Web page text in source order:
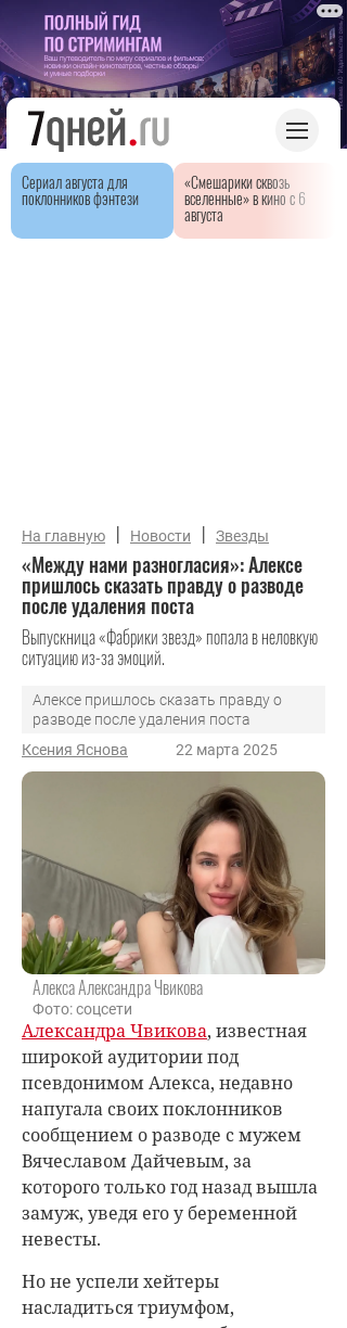
Сериал августа для
поклонников фэнтези
«Смешарики сквозь
вселенные» в кино с 6
августа
На главную | Новости | Звезды
«Между нами разногласия»: Алексе
пришлось сказать правду о разводе
после удаления поста
Выпускница «Фабрики звезд» попала в неловкую
ситуацию из-за эмоций.
Алексе пришлось сказать правду о
разводе после удаления поста
Ксения Яснова
22 марта 2025
Алекса Александра Чвикова
Фото: соцсети
Александра Чвикова, известная
широкой аудитории под
псевдонимом Алекса, недавно
напугала своих поклонников
сообщением о разводе с мужем
Вячеславом Дайчевым, за
которого только год назад вышла
замуж, уведя его у беременной
невесты.
Но не успели хейтеры
насладиться триумфом,